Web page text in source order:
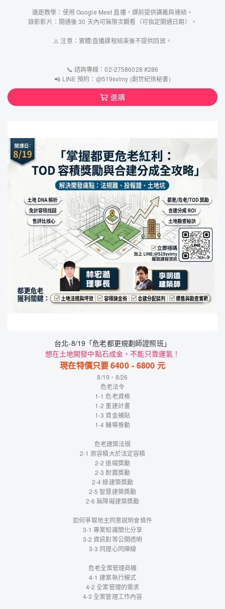
遠距教學：使用 Google Meet 直播，課前提供講義與連結。
錄影影片：開通後 30 天內可無限次觀看（可指定開通日期）。
⚠️ 注意：實體/直播課程結束後不提供回放。
📞 諮詢專線：02-27586028 #286
📲 LINE 預約：@519svimy (創世紀徐秘書)
選購
台北-8/19「危老都更規劃師證照班」
想在土地開發中點石成金，不能只靠運氣！
現在特價只要6400 - 6800 元
8/19、8/26
危老法令
1-1 危老資格
1-2 重建計畫
1-3 資金補貼
1-4 輔導推動
危老建築法規
2-1 原容積大於法定容積
2-2 退縮獎勵
2-3 耐震獎勵
2-4 綠建築獎勵
2-5 智慧建築獎勵
2-6 無障礙建築獎勵
如何爭取地主同意說明會條件
3-1 專業知識簡化分享
3-2 資訊對等公開透明
3-3 同理心同陣線
危老全案管理商機
4-1 建案執行模式
4-2 全案管理的需求
4-3 全案管理工作內容